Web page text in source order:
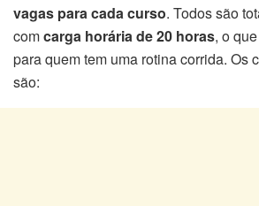
vagas para cada curso. Todos são
comcarga horária de 20 horas, o
para quem tem uma rotina corrida. Os
são: